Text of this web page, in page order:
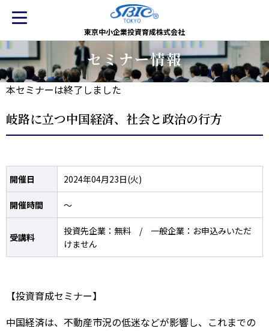
東京中小企業投資育成株式会社
セミナー情報
本セミナーは終了しました
岐路に立つ中国経済、社会と政治の行方
開催日 2024年04月23日(火)
開催時間 ～
受講料
投資先企業：無料 / 一般企業：お申込みいただ
けません
【投資育成セミナー】
中国経済は、不動産市況の低迷などが影響し、これまでの